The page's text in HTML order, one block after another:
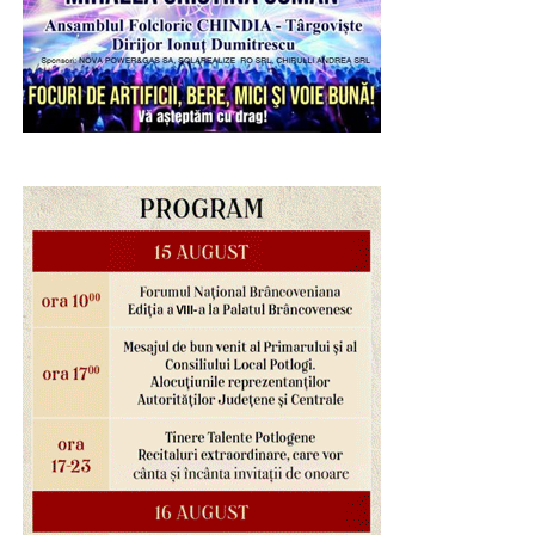
de mediul înconjurător prin reutilizarea creativă a
materialelor.
RECLAMA
Joi, copiii au pătruns în universul artei prin atelierul „Ghid
de lectură a unei opere de artă – Sculptura”. După o
scurtă prezentare a tehnicilor utilizate în sculptură și a
elementelor care definesc această formă de expresie
artistică, participanții au realizat, sub îndrumarea
specialiștilor muzeului, motive decorative prin cioplirea
materialului cu dăltițe, experimentând într-un mod sigur și
adaptat vârstei lor procesul artistic.